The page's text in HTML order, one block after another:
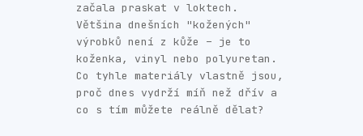
začala praskat v loktech.
Většina dnešních "kožených"
výrobků není z kůže – je to
koženka, vinyl nebo polyuretan.
Co tyhle materiály vlastně jsou,
proč dnes vydrží míň než dřív a
co s tím můžete reálně dělat?